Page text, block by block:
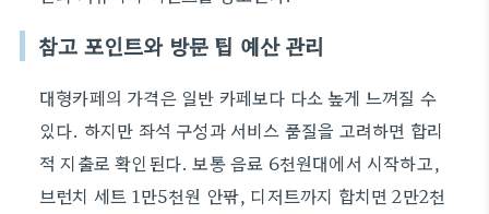
참고 포인트와 방문 팁 예산 관리
대형카페의 가격은 일반 카페보다 다소 높게 느껴질 수
있다. 하지만 좌석 구성과 서비스 품질을 고려하면 합리
적 지출로 확인된다. 보통 음료 6천원대에서 시작하고,
브런치 세트 1만5천원 안팎, 디저트까지 합치면 2만2천